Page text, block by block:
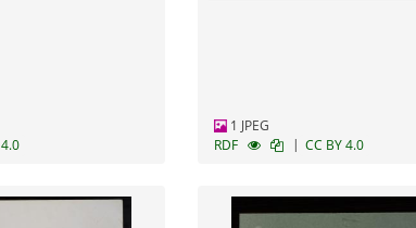
1 JPEG
RDF
| CC BY 4.0